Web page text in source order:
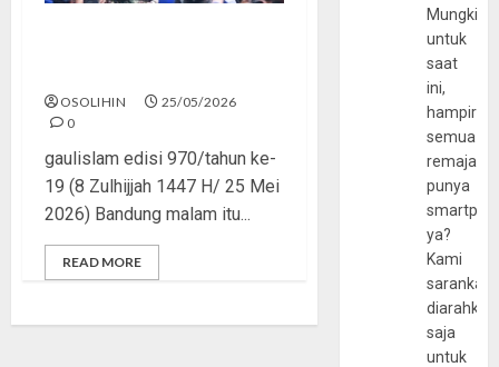
OSOLIHIN
25/05/2026
0
gaulislam edisi 970/tahun ke-
19 (8 Zulhijjah 1447 H/ 25 Mei
2026) Bandung malam itu...
READ MORE
Mungkin
untuk
saat
ini,
hampir
semua
remaja
punya
ya?
Kami
sarankan,
diarahkan
saja
untuk